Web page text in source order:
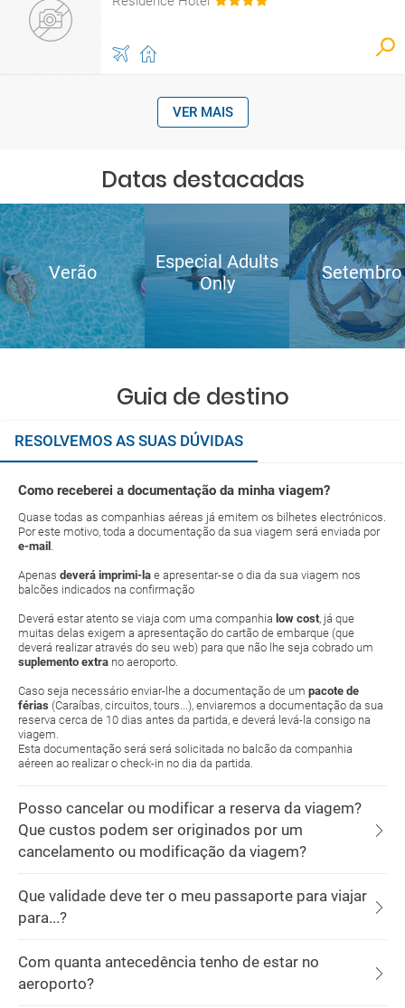
VER MAIS
Datas destacadas
Verão
Especial Adults
Only
Setembro
Guia de destino
RESOLVEMOS AS SUAS DÚVIDAS
Como receberei a documentação da minha viagem?
Quase todas as companhias aéreas já emitem os bilhetes electrónicos.
Por este motivo, toda a documentação da sua viagem será enviada por
e-mail .
Apenas deverá imprimi-la e apresentar-se o dia da sua viagem nos
balcões indicados na confirmação
Deverá estar atento se viaja com uma companhia low cost, já que
muitas delas exigem a apresentação do cartão de embarque (que
deverá realizar através do seu web) para que não lhe seja cobrado um
suplemento extra no aeroporto.
Caso seja necessário enviar-lhe a documentação de um pacote de
férias (Caraíbas, circuitos, tours...), enviaremos a documentação da sua
reserva cerca de 10 dias antes da partida, e deverá levá-la consigo na
viagem.
Esta documentação será será solicitada no balcão da companhia
aéreen ao realizar o check-in no dia da partida.
Posso cancelar ou modificar a reserva da viagem?
Que custos podem ser originados por um
cancelamento ou modificação da viagem?
Que validade deve ter o meu passaporte para viajar
para...?
Com quanta antecedência tenho de estar no
aeroporto?